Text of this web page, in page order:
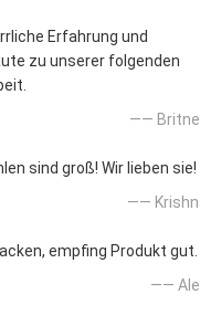
Erfahrung und
zu unserer folgenden
——
sind groß! Wir lieben sie!
——
empfing Produkt gut.
——